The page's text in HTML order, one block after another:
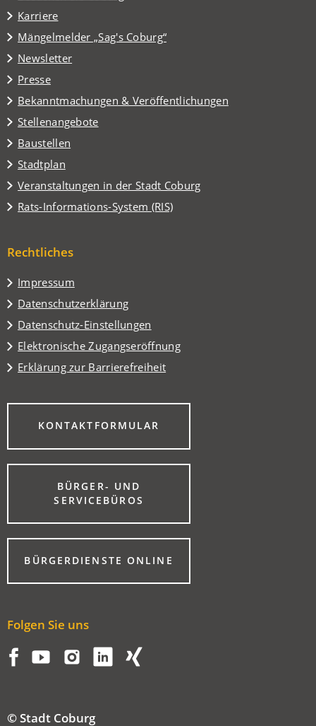
in
einem
neuen
Tab)
Karriere
Mängelmelder „Sag's Coburg“
(Öffnet
in
einem
neuen
Tab)
Newsletter
Presse
Bekanntmachungen & Veröffentlichungen
Stellenangebote
Baustellen
Stadtplan
(Öffnet
in
einem
neuen
Veranstaltungen in der Stadt Coburg
(Öffnet
in
einem
Tab)
Rats-Informations-System (RIS)
(Öffnet
neuen
Rechtliches
Impressum
Datenschutzerklärung
Datenschutz-Einstellungen
Elektronische Zugangseröffnung
Erklärung zur Barrierefreiheit
KONTAKTFORMULAR
(ÖFFNET
EINEM
NEUEN
BÜRGER- UND
SERVICEBÜROS
(ÖFFNET
EINEM
NEUEN
TAB)BÜRGERDIENSTE ONLINE
(ÖFFNET
EINEM
Folgen Sie uns
© Stadt Coburg